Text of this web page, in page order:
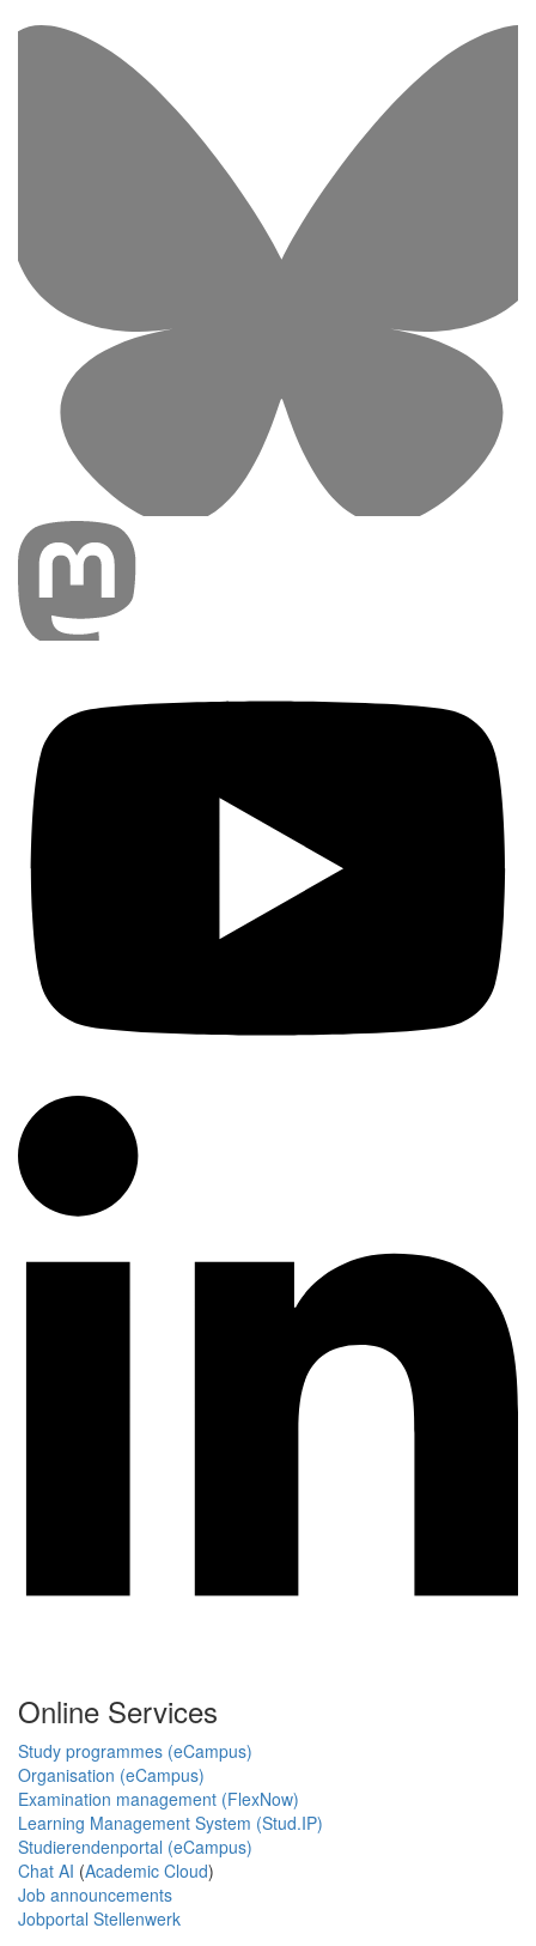
Online Services
Study programmes (eCampus)
Organisation (eCampus)
Examination management (FlexNow)
Learning Management System (Stud.IP)
Studierendenportal (eCampus)
Chat AI (Academic Cloud)
Job announcements
Jobportal Stellenwerk